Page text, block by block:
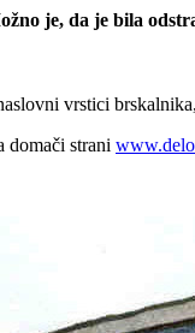
je, da je bila
vrstici
domači strani